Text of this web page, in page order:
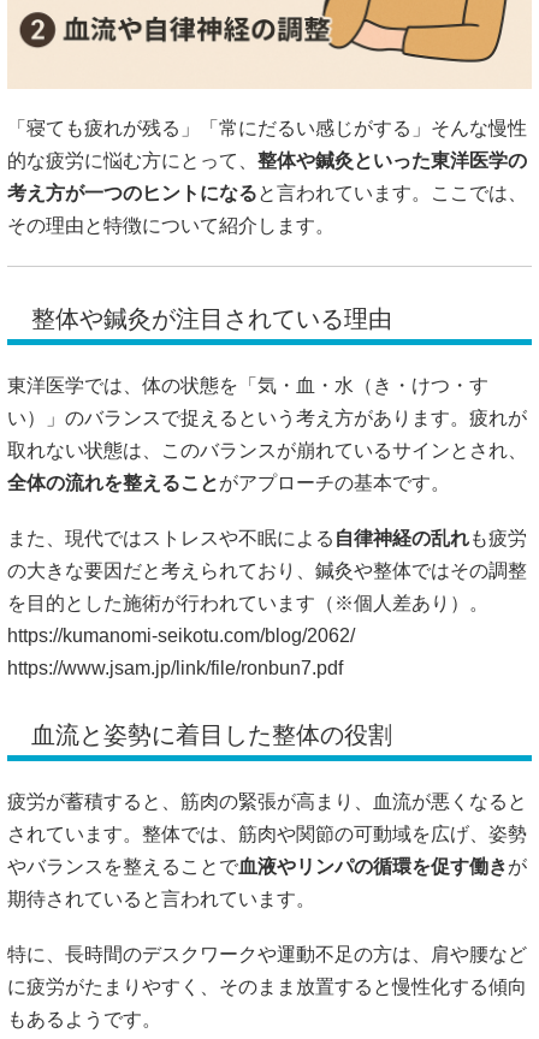
「寝ても疲れが残る」「常にだるい感じがする」そんな慢性
的な疲労に悩む方にとって、 整体や鍼灸といった東洋医学の
考え方が一つのヒントになると言われています。ここでは、
その理由と特徴について紹介します。
整体や鍼灸が注目されている理由
東洋医学では、体の状態を「気・血・水（き・けつ・す
い）」のバランスで捉えるという考え方があります。疲れが
取れない状態は、このバランスが崩れているサインとされ、
全体の流れを整えることがアプローチの基本です。
また、現代ではストレスや不眠による 自律神経の乱れも疲労
の大きな要因だと考えられており、鍼灸や整体ではその調整
を目的とした施術が行われています（※個人差あり）。
https://kumanomi-seikotu.com/blog/2062/
https://www.jsam.jp/link/file/ronbun7.pdf
血流と姿勢に着目した整体の役割
疲労が蓄積すると、筋肉の緊張が高まり、血流が悪くなると
されています。整体では、筋肉や関節の可動域を広げ、姿勢
やバランスを整えることで血液やリンパの循環を促す働きが
期待されていると言われています。
特に、長時間のデスクワークや運動不足の方は、肩や腰など
に疲労がたまりやすく、そのまま放置すると慢性化する傾向
もあるようです。